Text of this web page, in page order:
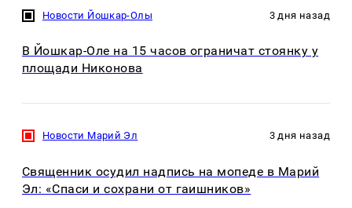
Новости Йошкар-Олы 3 дня назад
В Йошкар-Оле на 15 часов ограничат стоянку у
площади Никонова
Новости Марий Эл 3 дня назад
Священник осудил надпись на мопеде в Марий
Эл: «Спаси и сохрани от гаишников»